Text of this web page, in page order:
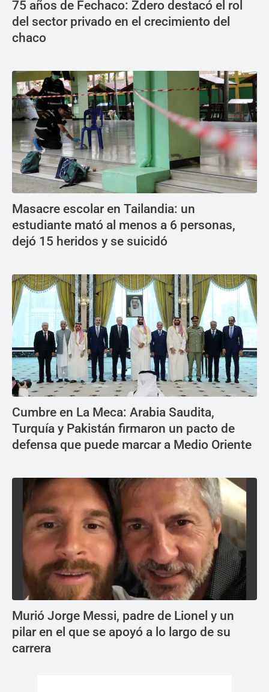
75 años de Fechaco: Zdero destacó el rol
del sector privado en el crecimiento del
chaco
Masacre escolar en Tailandia: un
estudiante mató al menos a 6 personas,
dejó 15 heridos y se suicidó
Cumbre en La Meca: Arabia Saudita,
Turquía y Pakistán firmaron un pacto de
defensa que puede marcar a Medio Oriente
Murió Jorge Messi, padre de Lionel y un
pilar en el que se apoyó a lo largo de su
carrera